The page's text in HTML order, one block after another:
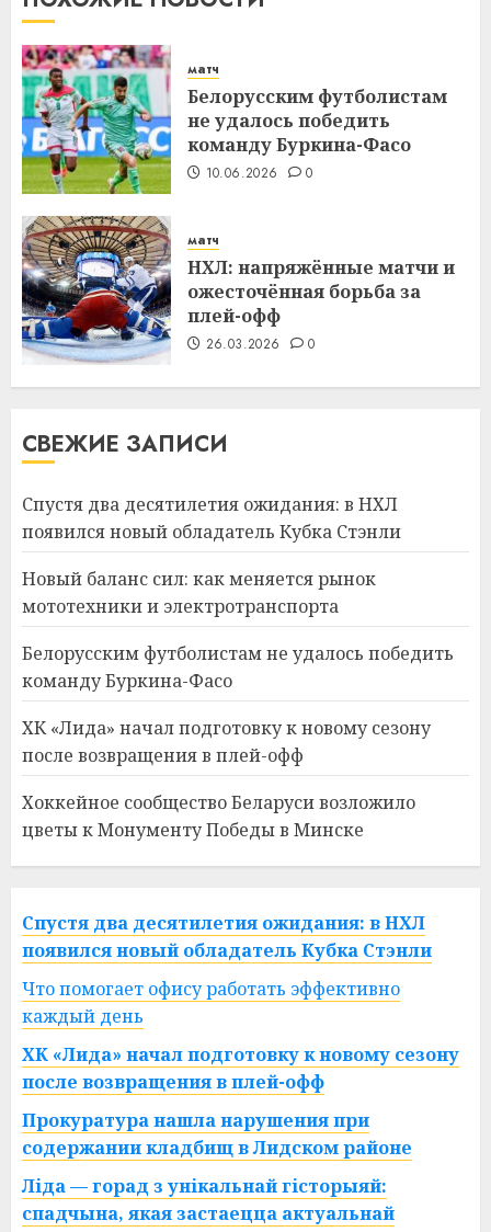
матч
Белорусским футболистам
не удалось победить
команду Буркина-Фасо
10.06.2026 0
матч
НХЛ: напряжённые матчи и
ожесточённая борьба за
плей-офф
26.03.2026 0
СВЕЖИЕ ЗАПИСИ
Спустя два десятилетия ожидания: в НХЛ
появился новый обладатель Кубка Стэнли
Новый баланс сил: как меняется рынок
мототехники и электротранспорта
Белорусским футболистам не удалось победить
команду Буркина-Фасо
ХК «Лида» начал подготовку к новому сезону
после возвращения в плей-офф
Хоккейное сообщество Беларуси возложило
цветы к Монументу Победы в Минске
Спустя два десятилетия ожидания: в НХЛ
появился новый обладатель Кубка Стэнли
Что помогает офису работать эффективно
каждый день
ХК «Лида» начал подготовку к новому сезону
после возвращения в плей-офф
Прокуратура нашла нарушения при
содержании кладбищ в Лидском районе
Ліда — горад з унікальнай гісторыяй:
спадчына, якая застаецца актуальнай